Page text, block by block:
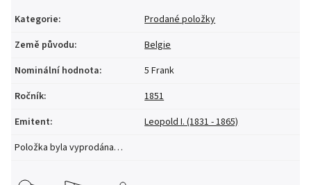
Kategorie:
Prodané položky
Země původu:
Belgie
Nominální hodnota:
5 Frank
Ročník:
1851
Emitent:
Leopold I. (1831 - 1865)
Položka byla vyprodána…